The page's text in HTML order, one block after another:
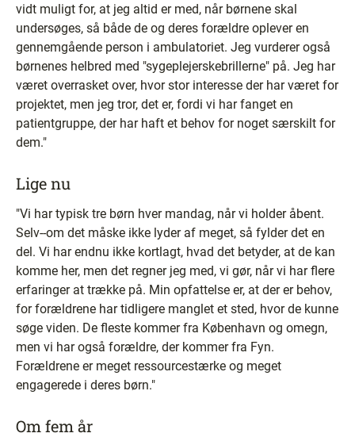
vidt muligt for, at jeg altid er med, når børnene skal
undersøges, så både de og deres forældre oplever en
gennemgående person i ambulatoriet. Jeg vurderer også
børnenes helbred med "sygeplejerskebrillerne" på. Jeg har
været overrasket over, hvor stor interesse der har været for
projektet, men jeg tror, det er, fordi vi har fanget en
patientgruppe, der har haft et behov for noget særskilt for
dem."
Lige nu
"Vi har typisk tre børn hver mandag, når vi holder åbent.
Selv--om det måske ikke lyder af meget, så fylder det en
del. Vi har endnu ikke kortlagt, hvad det betyder, at de kan
komme her, men det regner jeg med, vi gør, når vi har flere
erfaringer at trække på. Min opfattelse er, at der er behov,
for forældrene har tidligere manglet et sted, hvor de kunne
søge viden. De fleste kommer fra København og omegn,
men vi har også forældre, der kommer fra Fyn.
Forældrene er meget ressourcestærke og meget
engagerede i deres børn."
Om fem år